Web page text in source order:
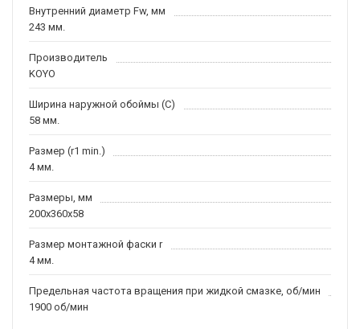
Внутренний диаметр Fw, мм
243 мм.
Производитель
KOYO
Ширина наружной обоймы (C)
58 мм.
Размер (r1 min.)
4 мм.
Размеры, мм
200x360x58
Размер монтажной фаски r
4 мм.
Предельная частота вращения при жидкой смазке, об/мин
1900 об/мин